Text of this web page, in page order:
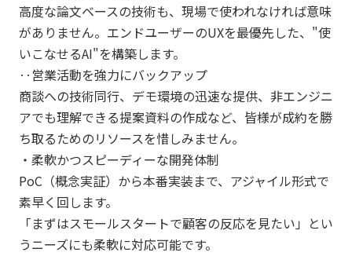
高度な論文ベースの技術も、現場で使われなければ意味
がありません。エンドユーザーのUXを最優先した、"使
いこなせるAI"を構築します。
‥営業活動を強力にバックアップ
商談への技術同行、デモ環境の迅速な提供、非エンジニ
アでも理解できる提案資料の作成など、皆様が成約を勝
ち取るためのリソースを惜しみません。
・柔軟かつスピーディーな開発体制
PoC（概念実証）から本番実装まで、アジャイル形式で
素早く回します。
「まずはスモールスタートで顧客の反応を見たい」とい
うニーズにも柔軟に対応可能です。